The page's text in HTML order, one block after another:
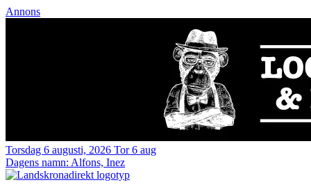
Annons
Torsdag 6 augusti, 2026 Tor 6 aug
Dagens namn: Alfons, Inez